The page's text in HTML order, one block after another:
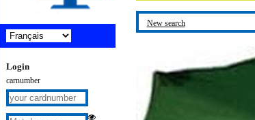
New search
Login
carnumber